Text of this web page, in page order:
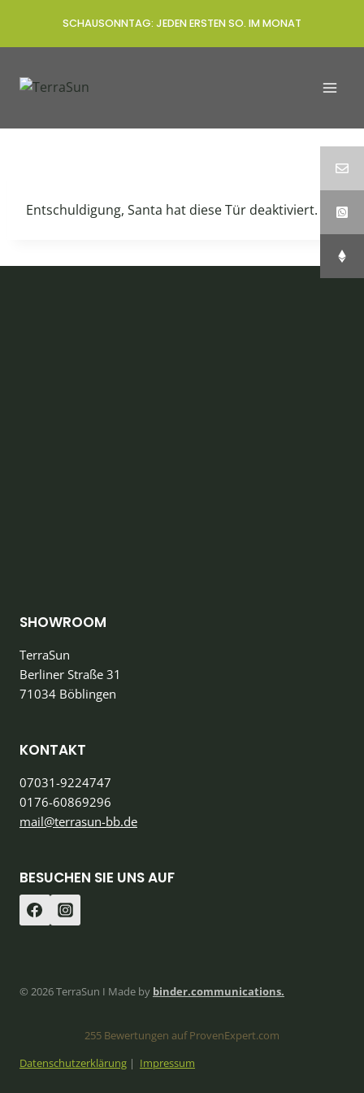
springen
SCHAUSONNTAG: JEDEN ERSTEN SO. IM MONAT
Entschuldigung, Santa hat diese Tür deaktiviert.
SHOWROOM
TerraSun
Berliner Straße 31
71034 Böblingen
KONTAKT
07031-9224747
0176-60869296
mail@terrasun-bb.de
BESUCHEN SIE UNS AUF
© 2026 TerraSun I Made by binder.communications.
TerraSun GmbH
255 Bewertungen auf ProvenExpert.com
Datenschutzerklärung | Impressum